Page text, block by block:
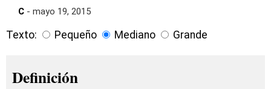
C - mayo 19, 2015
Texto: Pequeño Mediano Grande
Definición